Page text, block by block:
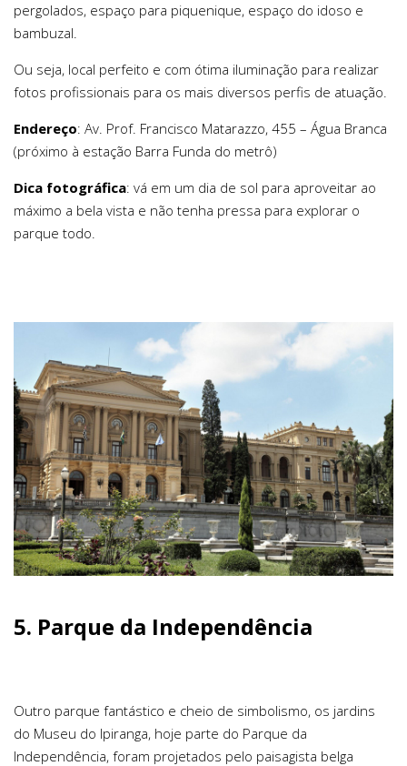
pergolados, espaço para piquenique, espaço do idoso e
bambuzal.
Ou seja, local perfeito e com ótima iluminação para realizar
fotos profissionais para os mais diversos perfis de atuação.
Endereço: Av. Prof. Francisco Matarazzo, 455 – Água Branca
(próximo à estação Barra Funda do metrô)
Dica fotográfica: vá em um dia de sol para aproveitar ao
máximo a bela vista e não tenha pressa para explorar o
parque todo.
5. Parque da Independência
Outro parque fantástico e cheio de simbolismo, os jardins
do Museu do Ipiranga, hoje parte do Parque da
Independência, foram projetados pelo paisagista belga